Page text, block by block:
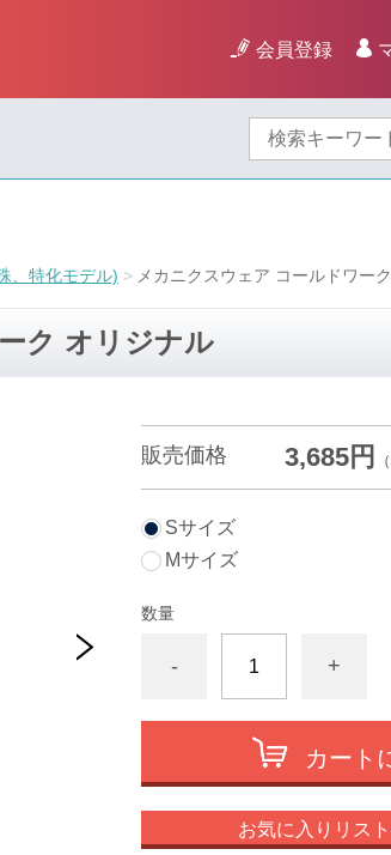
会員登録
、特化モデル) メカニクスウェア コールドワー
ク オリジナル
販売価格 3,685円
Sサイズ
Mサイズ
数量
- +
カート
お気に入りリス